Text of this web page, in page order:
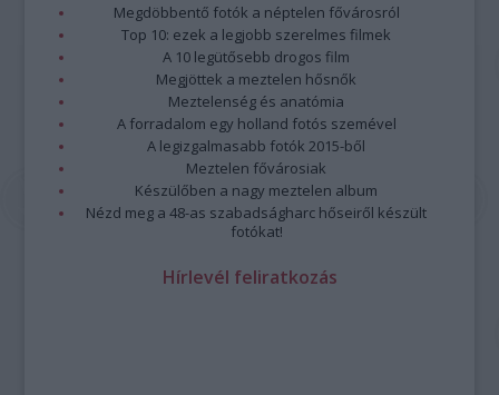
Megdöbbentő fotók a néptelen fővárosról
Top 10: ezek a legjobb szerelmes filmek
A 10 legütősebb drogos film
Megjöttek a meztelen hősnők
Meztelenség és anatómia
A forradalom egy holland fotós szemével
A legizgalmasabb fotók 2015-ből
Meztelen fővárosiak
Készülőben a nagy meztelen album
Nézd meg a 48-as szabadságharc hőseiről készült
fotókat!
Hírlevél feliratkozás